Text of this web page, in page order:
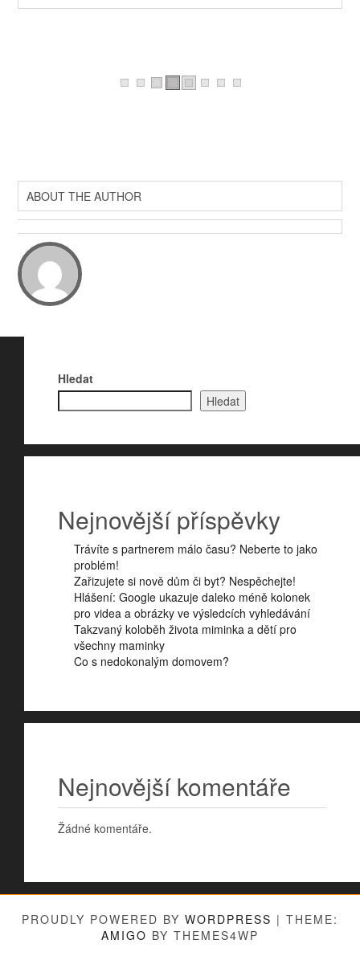
ABOUT THE AUTHOR
Hledat
Hledat
Nejnovější příspěvky
Trávíte s partnerem málo času? Neberte to jako
problém!
Zařizujete si nově dům či byt? Nespěchejte!
Hlášení: Google ukazuje daleko méně kolonek
pro videa a obrázky ve výsledcích vyhledávání
Takzvaný koloběh života miminka a dětí pro
všechny maminky
Co s nedokonalým domovem?
Nejnovější komentáře
Žádné komentáře.
PROUDLY POWERED BY WORDPRESS | THEME:
AMIGO BY THEMES4WP